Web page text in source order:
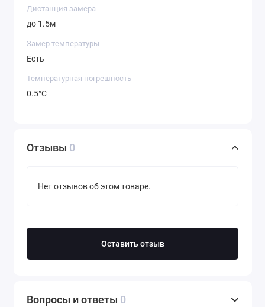
Дистанция замера
до 1.5м
Замер температуры
Есть
Температурная погрешность
0.5°C
Отзывы 0
Нет отзывов об этом товаре.
Оставить отзыв
Вопросы и ответы 0